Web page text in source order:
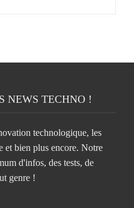
NEWS TECHNO !
technologique, les
et bien plus encore. Notre
d'infos, des tests, de
genre !